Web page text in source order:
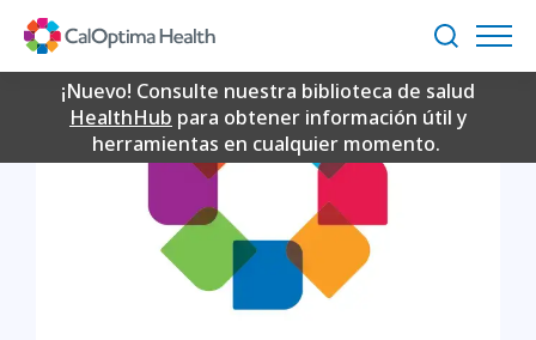
Content
Buscar
¡Nuevo! Consulte nuestra biblioteca de salud
HealthHub para obtener información útil y
herramientas en cualquier momento.